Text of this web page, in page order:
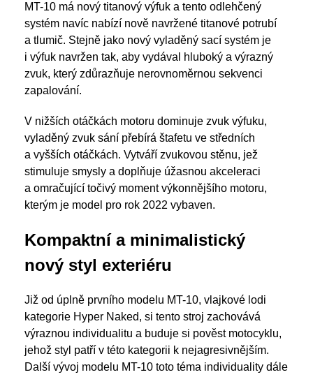
MT-10 má nový titanový výfuk a tento odlehčený
systém navíc nabízí nově navržené titanové potrubí
a tlumič. Stejně jako nový vyladěný sací systém je
i výfuk navržen tak, aby vydával hluboký a výrazný
zvuk, který zdůrazňuje nerovnoměrnou sekvenci
zapalování.
V nižších otáčkách motoru dominuje zvuk výfuku,
vyladěný zvuk sání přebírá štafetu ve středních
a vyšších otáčkách. Vytváří zvukovou stěnu, jež
stimuluje smysly a doplňuje úžasnou akceleraci
a omračující točivý moment výkonnějšího motoru,
kterým je model pro rok 2022 vybaven.
Kompaktní a minimalistický
nový styl exteriéru
Již od úplně prvního modelu MT-10, vlajkové lodi
kategorie Hyper Naked, si tento stroj zachovává
výraznou individualitu a buduje si pověst motocyklu,
jehož styl patří v této kategorii k nejagresivnějším.
Další vývoj modelu MT-10 toto téma individuality dále